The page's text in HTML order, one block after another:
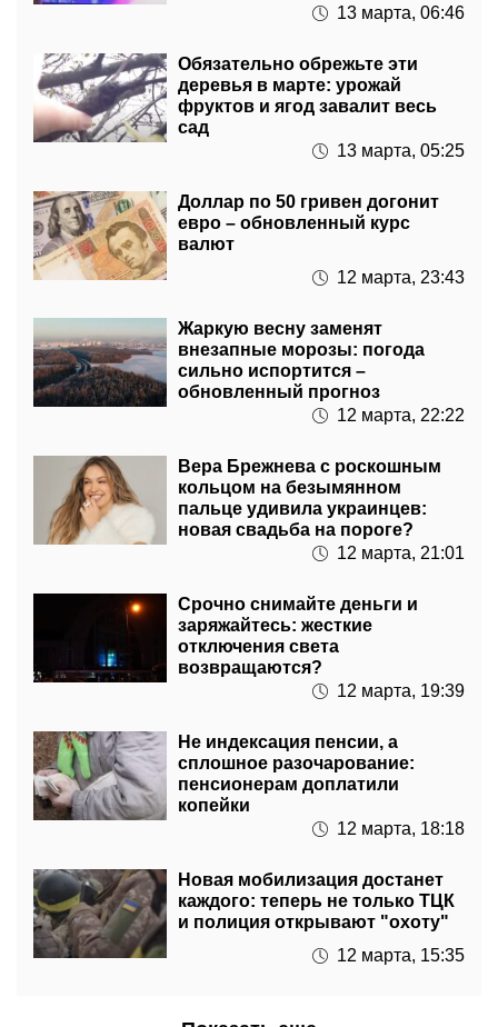
13 марта, 06:46
Обязательно обрежьте эти
деревья в марте: урожай
фруктов и ягод завалит весь
сад
13 марта, 05:25
Доллар по 50 гривен догонит
евро – обновленный курс
валют
12 марта, 23:43
Жаркую весну заменят
внезапные морозы: погода
сильно испортится –
обновленный прогноз
12 марта, 22:22
Вера Брежнева с роскошным
кольцом на безымянном
пальце удивила украинцев:
новая свадьба на пороге?
12 марта, 21:01
Срочно снимайте деньги и
заряжайтесь: жесткие
отключения света
возвращаются?
12 марта, 19:39
Не индексация пенсии, а
сплошное разочарование:
пенсионерам доплатили
копейки
12 марта, 18:18
Новая мобилизация достанет
каждого: теперь не только ТЦК
и полиция открывают "охоту"
12 марта, 15:35